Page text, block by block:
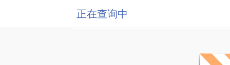
正在查询中